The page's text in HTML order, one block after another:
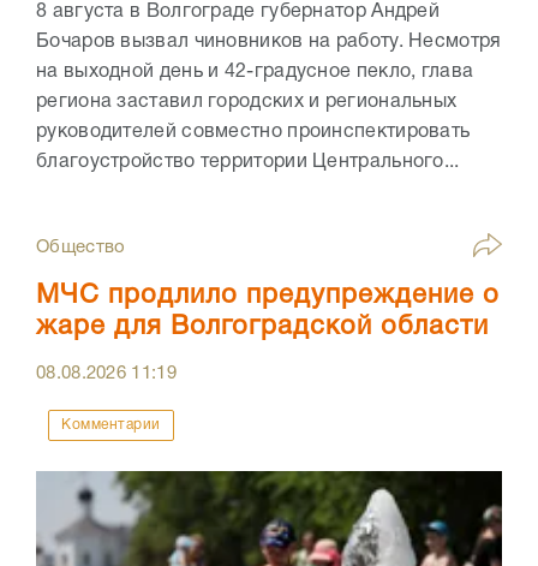
8 августа в Волгограде губернатор Андрей
Бочаров вызвал чиновников на работу. Несмотря
на выходной день и 42-градусное пекло, глава
региона заставил городских и региональных
руководителей совместно проинспектировать
благоустройство территории Центрального...
Общество
МЧС продлило предупреждение о
жаре для Волгоградской области
08.08.2026 11:19
Комментарии